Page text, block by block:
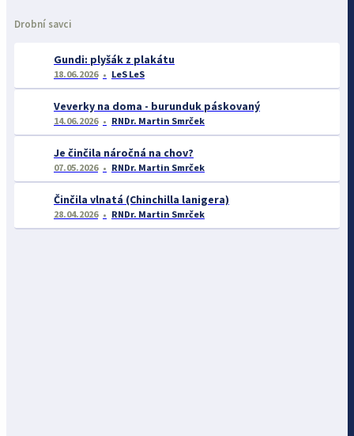
Drobní savci
Gundi: plyšák z plakátu
18.06.2026 LeS LeS
Veverky na doma - burunduk páskovaný
14.06.2026 RNDr. Martin Smrček
Je činčila náročná na chov?
07.05.2026 RNDr. Martin Smrček
Činčila vlnatá (Chinchilla lanigera)
28.04.2026 RNDr. Martin Smrček